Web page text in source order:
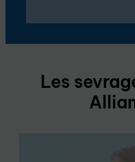
Les